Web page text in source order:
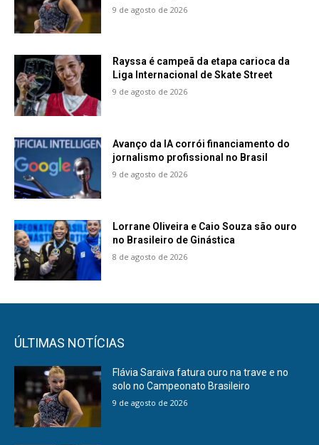
9 de agosto de 2026
Rayssa é campeã da etapa carioca da
Liga Internacional de Skate Street
9 de agosto de 2026
Avanço da IA corrói financiamento do
jornalismo profissional no Brasil
9 de agosto de 2026
Lorrane Oliveira e Caio Souza são ouro
no Brasileiro de Ginástica
8 de agosto de 2026
ÚLTIMAS NOTÍCIAS
Flávia Saraiva fatura ouro na trave e no
solo no Campeonato Brasileiro
9 de agosto de 2026